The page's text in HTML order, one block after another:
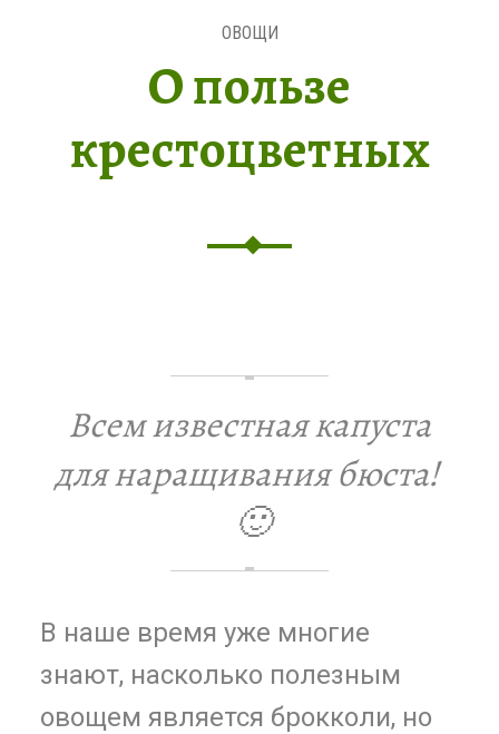
О пользе
крестоцветных
ОВОЩИ
Всем известная капуста
для наращивания бюста!
🙂
В наше время уже многие
знают, насколько полезным
овощем является брокколи, но